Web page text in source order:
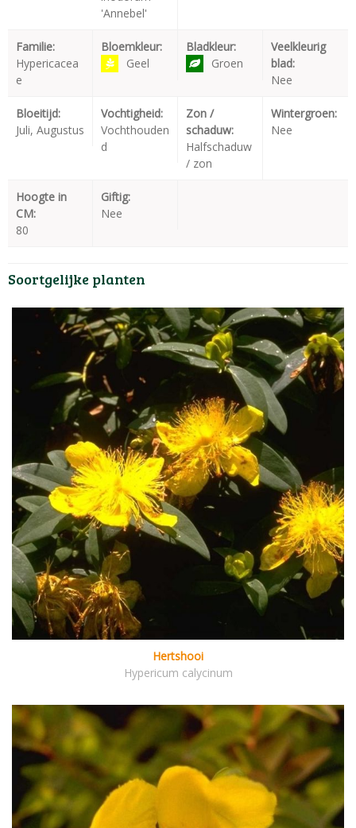
'Annebel'
Familie:
Hypericacea
e
Bloemkleur:
Geel
Bladkleur:
Groen
Veelkleurig
blad:
Nee
Bloeitijd:
Juli, Augustus
Vochtigheid:
Vochthouden
d
Zon /
schaduw:
Halfschaduw
/ zon
Wintergroen:
Nee
Hoogte in
CM:
80
Giftig:
Nee
Soortgelijke planten
Hertshooi
Hypericum calycinum